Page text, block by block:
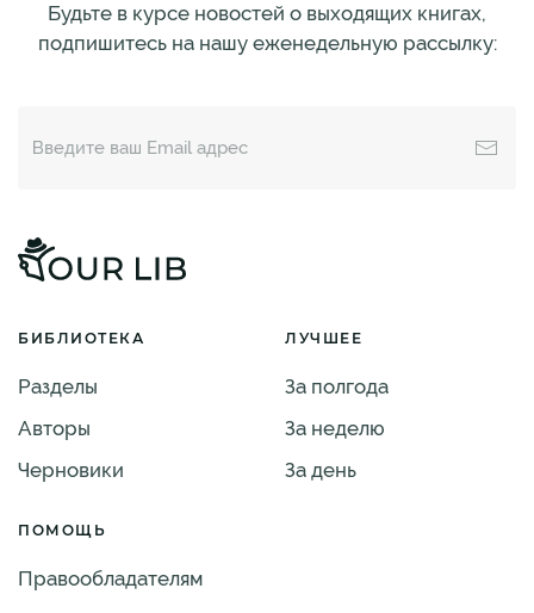
Будьте в курсе новостей о выходящих книгах,
подпишитесь на нашу еженедельную рассылку:
БИБЛИОТЕКА
Разделы
Авторы
Черновики
ЛУЧШЕЕ
За полгода
За неделю
За день
ПОМОЩЬ
Правообладателям